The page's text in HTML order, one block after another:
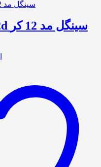
کابل فیبر نوری g652d سینگل مد 12 کر